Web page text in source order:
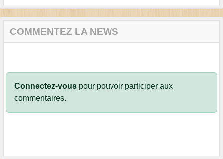
COMMENTEZ LA NEWS
Connectez-vous pour pouvoir participer aux
commentaires.